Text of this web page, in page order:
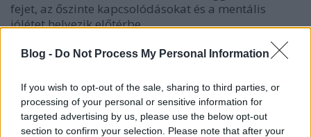
Blog - Do Not Process My Personal Information
If you wish to opt-out of the sale, sharing to third parties, or
processing of your personal or sensitive information for
targeted advertising by us, please use the below opt-out
section to confirm your selection. Please note that after your
fejet, az őszinte kapcsolódásokat és a mentális
jólétet helyezik előtérbe.
Mi az a JOMO?
A JOMO (Joy Of Missing Out) szemlélet arról szól, hogy
bátran merünk nemet mondani a kimerítő, kötelezőnek
érzett eseményekre, és helyette azokat a pillanatokat
választjuk, amelyek valóban feltöltenek. Egy JOMO-